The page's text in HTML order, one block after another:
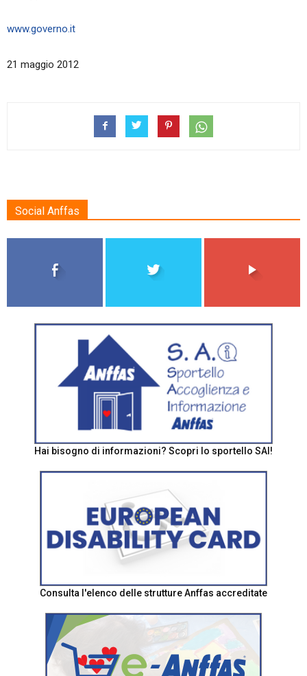
www.governo.it
21 maggio 2012
Social Anffas
Hai bisogno di informazioni? Scopri lo sportello SAI!
Consulta l'elenco delle strutture Anffas accreditate